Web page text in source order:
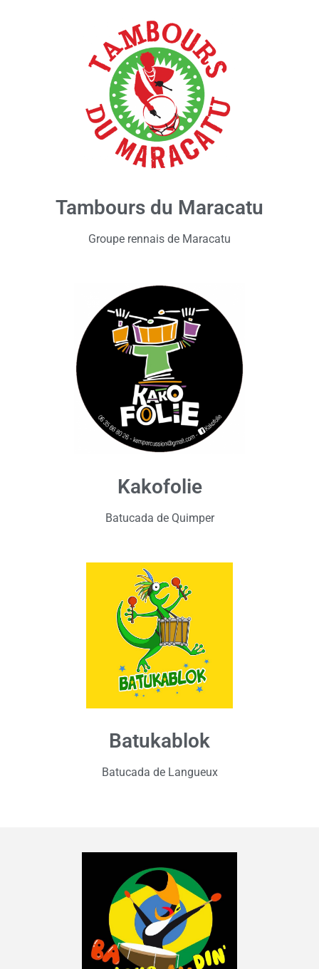
Tambours du Maracatu
Groupe rennais de Maracatu
Kakofolie
Batucada de Quimper
Batukablok
Batucada de Langueux